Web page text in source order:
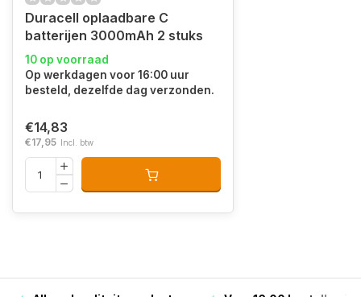
Duracell oplaadbare C
batterijen 3000mAh 2 stuks
10 op voorraad
Op werkdagen voor 16:00 uur
besteld, dezelfde dag verzonden.
€14,83
€17,95 Incl. btw